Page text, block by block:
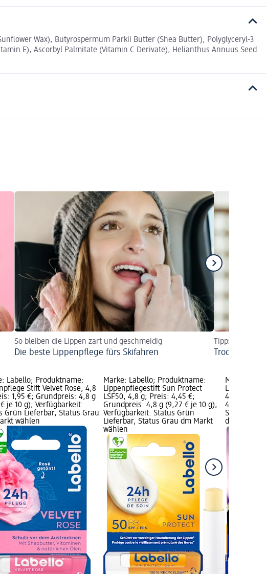
Wax), Butyrospermum Parkii Butter (Shea Butter), Polyglyceryl-3
E), Ascorbyl Palmitate (Vitamin C Derivate), Helianthus Annuus Seed
So bleiben die Lippen zart und geschmeidig
Die beste Lippenpflege fürs Skifahren
Tipps zur
Trockene
Labello; Produktname:
Stift Velvet Rose, 4,8
1,95 €; Grundpreis: 4,8 g
je 10 g); Verfügbarkeit:
Grün Lieferbar, Status Grau
wählen
Marke: Labello; Produktname:
Lippenpflegestift Sun Protect
LSF50, 4,8 g; Preis: 4,45 €;
Grundpreis: 4,8 g (9,27 € je 10 g);
Verfügbarkeit: Status Grün
Lieferbar, Status Grau dm Markt
wählen
Marke:
4,8 g;
4,8 g (8,02
Status
dm Markt